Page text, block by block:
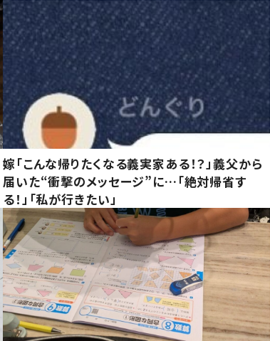
嫁「こんな帰りたくなる義実家ある！？」義父から
届いた“衝撃のメッセージ”に…「絶対帰省す
る！」「私が行きたい」